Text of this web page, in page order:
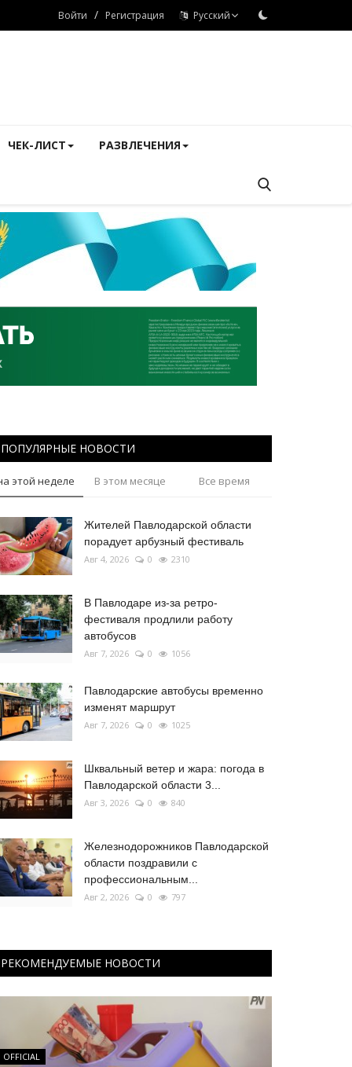
Войти / Регистрация Русский
ЧЕК-ЛИСТ РАЗВЛЕЧЕНИЯ
ПОПУЛЯРНЫЕ НОВОСТИ
этой неделе В этом месяце Все время
Жителей Павлодарской области
порадует арбузный фестиваль
Авг 4, 2026 0 2310
В Павлодаре из-за ретро-
фестиваля продлили работу
автобусов
Авг 7, 2026 0 1056
Павлодарские автобусы временно
изменят маршрут
Авг 7, 2026 0 1025
Шквальный ветер и жара: погода в
Павлодарской области 3...
Авг 3, 2026 0 840
Железнодорожников Павлодарской
области поздравили с
профессиональным...
Авг 2, 2026 0 797
РЕКОМЕНДУЕМЫЕ НОВОСТИ
OFFICIAL